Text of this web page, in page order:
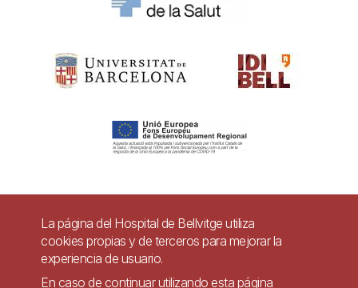
Pie
página
Contacto
Accesibilidad
La página del Hospital de Bellvitge utiliza
cookies propias y de terceros para mejorar la
experiencia de usuario.
En caso de continuar utilizando esta página